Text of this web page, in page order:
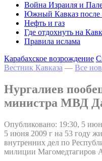
Война Израиля и
Южный Кавказ после
Нефть и газ
Где отдохнуть на
Правила ислама
Карабахское возрождение
Вестник Кавказа — Все
Нургалиев
министра МВД
Опубликовано: 19:30, 5
5 июня 2009 г на 53 году
внутренних дел по
милиции Магомедтагиров